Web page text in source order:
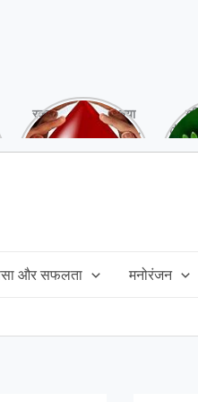
रक्तदान है ‘महादान’ क्या
आपने करवाया, स्वस्थ
और सफलता मनोरंजन